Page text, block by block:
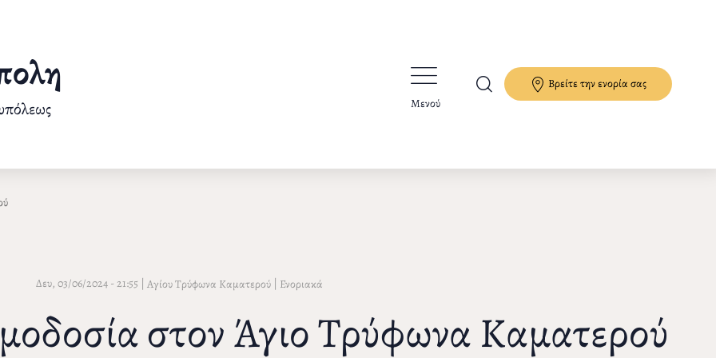
Μενού
Βρείτε την ενορία σας
Δευ, 03/06/2024 - 21:55 | Αγίου Τρύφωνα Καματερού| Ενοριακά
στον Άγιο Τρύφωνα Καματερού